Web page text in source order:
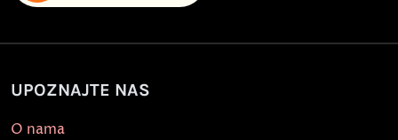
UPOZNAJTE NAS
O nama